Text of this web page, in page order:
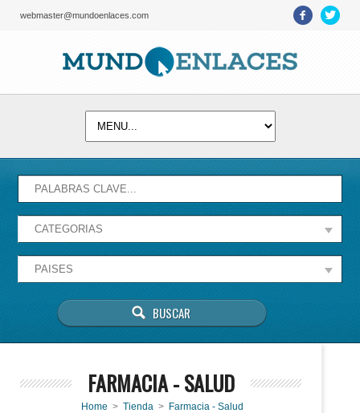
webmaster@mundoenlaces.com
correctamente.
FARMACIA - SALUD
Home > Tienda> Farmacia - Salud